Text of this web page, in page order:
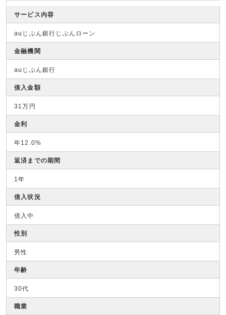
サービス内容
auじぶん銀行じぶんローン
金融機関
auじぶん銀行
借入金額
31万円
金利
年12.0%
返済までの期間
1年
借入状況
借入中
性別
男性
年齢
30代
職業